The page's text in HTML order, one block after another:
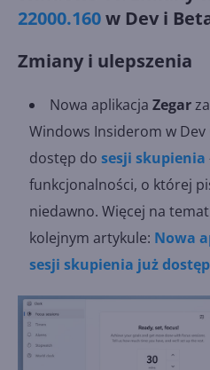
22000.160w Dev i
Zmiany i ulepszenia
Nowa aplikacja Zegar
Windows Insiderom w Dev
dostęp do sesji skupienia
funkcjonalności, o której
niedawno. Więcej na
kolejnym artykule: Nowa
sesji skupienia już